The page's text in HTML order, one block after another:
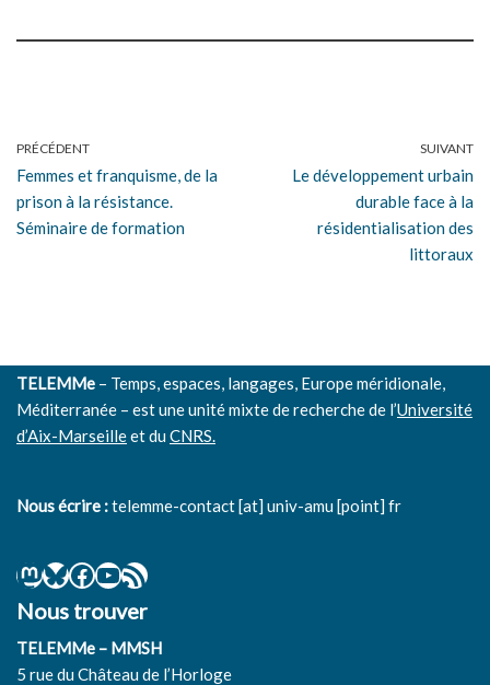
PRÉCÉDENT
Femmes et franquisme, de la
prison à la résistance.
Séminaire de formation
SUIVANT
Le développement urbain
durable face à la
résidentialisation des
littoraux
TELEMMe – Temps, espaces, langages, Europe méridionale,
Méditerranée – est une unité mixte de recherche de l’Université
d’Aix-Marseilleet duCNRS.
Nous écrire :telemme-contact [at] univ-amu [point] fr
Nous trouver
TELEMMe – MMSH
5 rue du Château de l’Horloge